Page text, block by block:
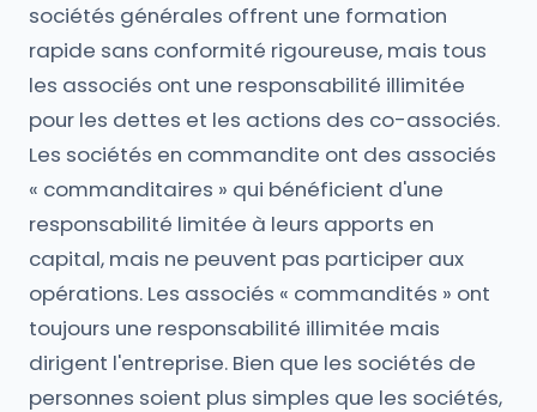
sociétés générales offrent une formation
rapide sans conformité rigoureuse, mais tous
les associés ont une responsabilité illimitée
pour les dettes et les actions des co-associés.
Les sociétés en commandite ont des associés
« commanditaires » qui bénéficient d'une
responsabilité limitée à leurs apports en
capital, mais ne peuvent pas participer aux
opérations. Les associés « commandités » ont
toujours une responsabilité illimitée mais
dirigent l'entreprise. Bien que les sociétés de
personnes soient plus simples que les sociétés,